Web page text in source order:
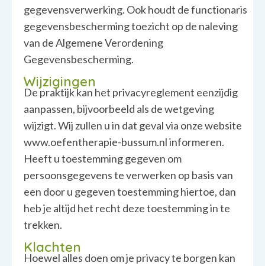
gegevensverwerking. Ook houdt de functionaris
gegevensbescherming toezicht op de naleving
van de Algemene Verordening
Gegevensbescherming.
Wijzigingen
De praktijk kan het privacyreglement eenzijdig
aanpassen, bijvoorbeeld als de wetgeving
wijzigt. Wij zullen u in dat geval via onze website
www.oefentherapie-bussum.nl informeren.
Heeft u toestemming gegeven om
persoonsgegevens te verwerken op basis van
een door u gegeven toestemming hiertoe, dan
heb je altijd het recht deze toestemming in te
trekken.
Klachten
Hoewel alles doen om je privacy te borgen kan